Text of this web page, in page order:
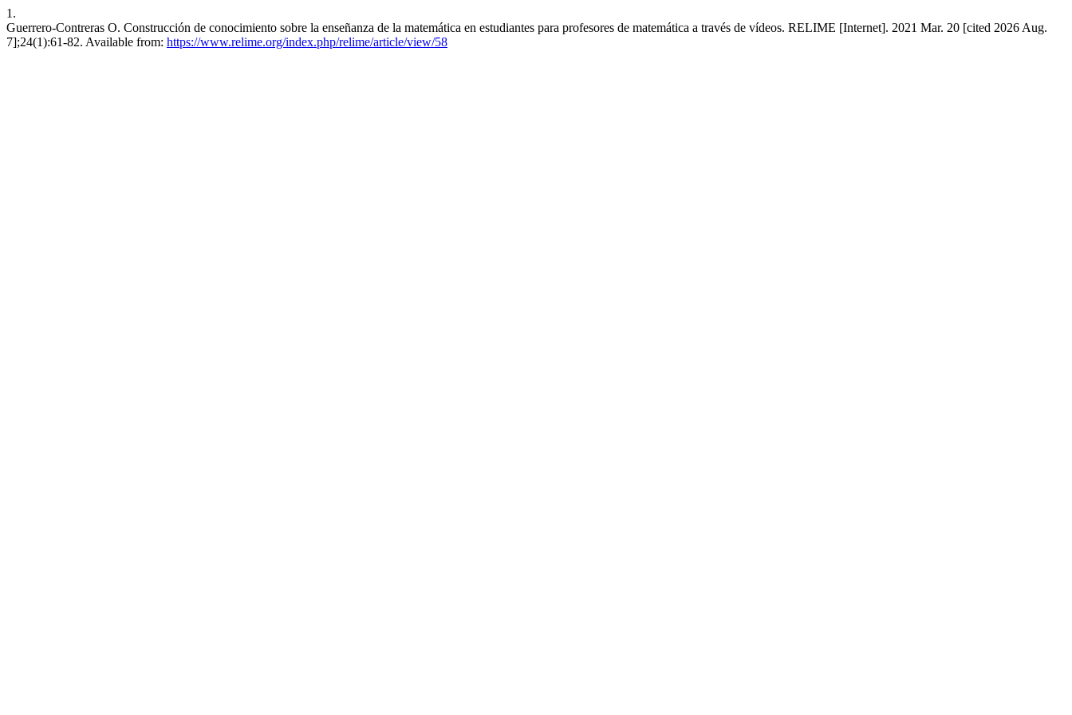
1.
Guerrero-Contreras O. Construcción de conocimiento sobre la enseñanza de la matemática en estudiantes para profesores de matemática a través de vídeos. RELIME [Internet]. 2021 Mar. 20 [cited 2026 Aug.
7];24(1):61-82. Available from: https://www.relime.org/index.php/relime/article/view/58